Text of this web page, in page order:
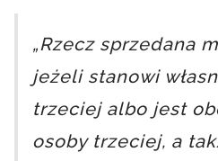
„Rzecz sprzedana
jeżeli stanowi
trzeciej albo jest
osoby trzeciej, a